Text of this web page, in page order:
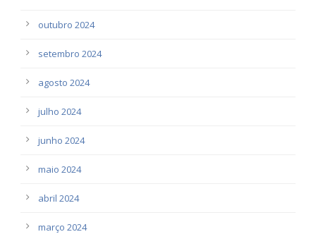
outubro 2024
setembro 2024
agosto 2024
julho 2024
junho 2024
maio 2024
abril 2024
março 2024